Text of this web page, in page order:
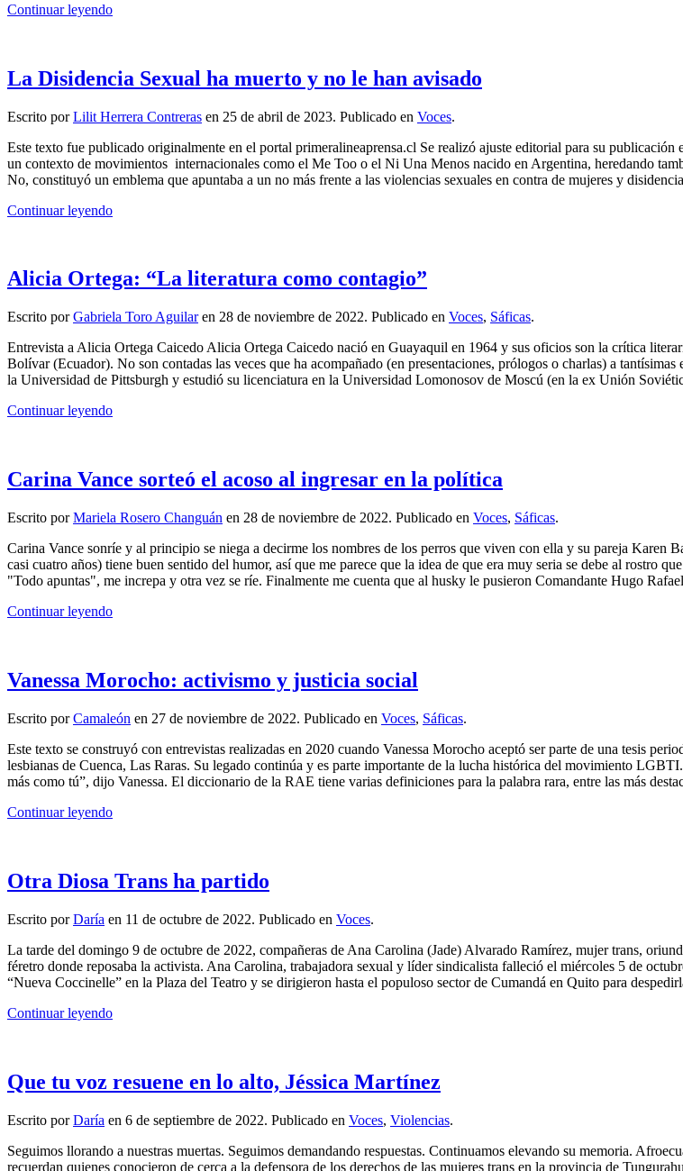
Continuar leyendo
La Disidencia Sexual ha muerto y no le han avisado
Escrito porLilit Herrera Contreras en 25 de abril de 2023. Publicado en Voces.
Este texto fue publicado originalmente en el portal primeralineaprensa.cl Se realizó ajuste editorial para su
un contexto de movimientos internacionales como el Me Too o el Ni Una Menos nacido en Argentina, heredando
No, constituyó un emblema que apuntaba a un no más frente a las violencias sexuales en contra de mujeres y
Continuar leyendo
Alicia Ortega: “La literatura como contagio”
Escrito porGabriela Toro Aguilaren 28 de noviembre de 2022. Publicado en Voces, Sáficas.
Entrevista a Alicia Ortega Caicedo Alicia Ortega Caicedo nació en Guayaquil en 1964 y sus oficios son la crítica
Bolívar (Ecuador). No son contadas las veces que ha acompañado (en presentaciones, prólogos o charlas) a
la Universidad de Pittsburgh y estudió su licenciatura en la Universidad Lomonosov de Moscú (en la ex Unión
Continuar leyendo
Carina Vance sorteó el acoso al ingresar en la política
Escrito porMariela Rosero Changuán en 28 de noviembre de 2022. Publicado en Voces, Sáficas.
Carina Vance sonríe y al principio se niega a decirme los nombres de los perros que viven con ella y su pareja
casi cuatro años) tiene buen sentido del humor, así que me parece que la idea de que era muy seria se debe al rostro
"Todo apuntas", me increpa y otra vez se ríe. Finalmente me cuenta que al husky le pusieron Comandante Hugo
Continuar leyendo
Vanessa Morocho: activismo y justicia social
Escrito porCamaleón en 27 de noviembre de 2022. Publicado en Voces, Sáficas.
Este texto se construyó con entrevistas realizadas en 2020 cuando Vanessa Morocho aceptó ser parte de una tesis
lesbianas de Cuenca, Las Raras. Su legado continúa y es parte importante de la lucha histórica del movimiento
más como tú”, dijo Vanessa. El diccionario de la RAE tiene varias definiciones para la palabra rara, entre las más
Continuar leyendo
Otra Diosa Trans ha partido
Escrito porDaría en 11 de octubre de 2022. Publicado en Voces.
La tarde del domingo 9 de octubre de 2022, compañeras de Ana Carolina (Jade) Alvarado Ramírez, mujer trans,
féretro donde reposaba la activista. Ana Carolina, trabajadora sexual y líder sindicalista falleció el miércoles 5 de
“Nueva Coccinelle” en la Plaza del Teatro y se dirigieron hasta el populoso sector de Cumandá en Quito para
Continuar leyendo
Que tu voz resuene en lo alto, Jéssica Martínez
Escrito porDaría en 6 de septiembre de 2022. Publicado en Voces, Violencias.
Seguimos llorando a nuestras muertas. Seguimos demandando respuestas. Continuamos elevando su memoria.
recuerdan quienes conocieron de cerca a la defensora de los derechos de las mujeres trans en la provincia de